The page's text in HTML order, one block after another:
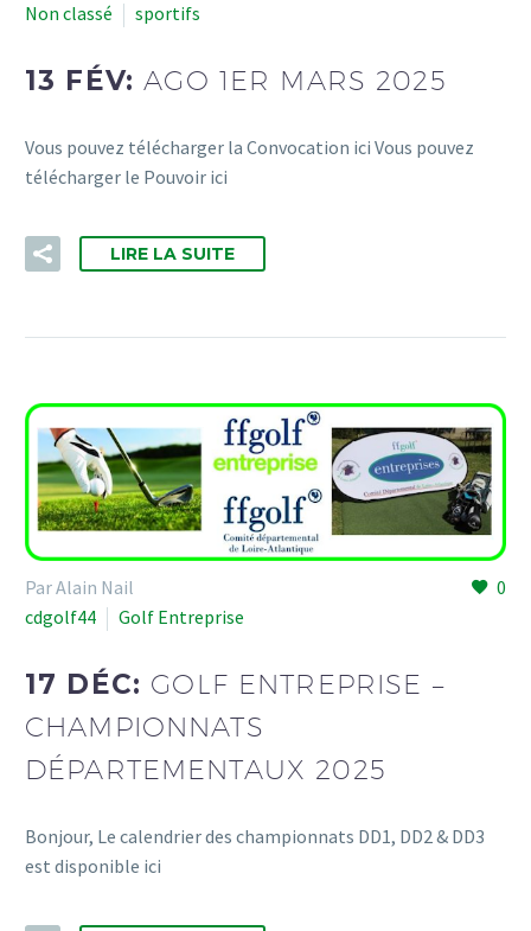
Non classé sportifs
13 FÉV:AGO 1ER MARS 2025
Vous pouvez télécharger la Convocation ici Vous pouvez
télécharger le Pouvoir ici
LIRE LA SUITE
0
Par Alain Nail
cdgolf44
Golf Entreprise
17 DÉC: GOLF ENTREPRISE –
CHAMPIONNATS
DÉPARTEMENTAUX 2025
Bonjour, Le calendrier des championnats DD1, DD2 & DD3
est disponible ici